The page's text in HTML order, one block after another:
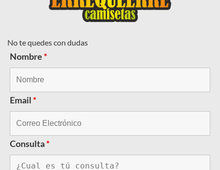
No te quedes con dudas
Nombre *
Email *
Consulta*